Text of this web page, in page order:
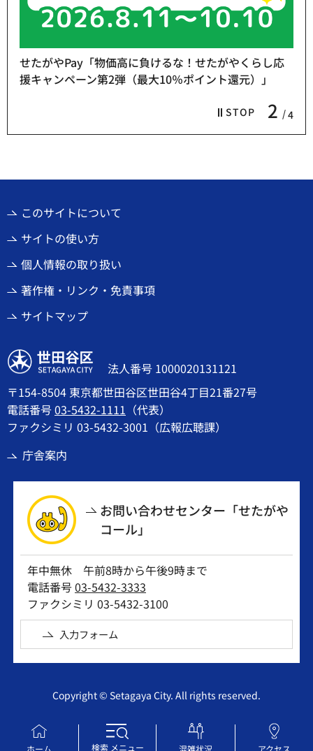
ホーム 検索メニュー 混雑状況 アクセス
STOP 2 4
せたがやPay「物価高に負けるな！せたがやくらし応
援キャンペーン第2弾（最大10％ポイント還元）」
このサイトについて
サイトの使い方
個人情報の取り扱い
著作権・リンク・免責事項
サイトマップ
世田谷区
法人番号 1000020131121
〒154-8504 東京都世田谷区世田谷4丁目21番27号
電話番号03-5432-1111 （代表）
ファクシミリ 03-5432-3001（広報広聴課）
庁舎案内
お問い合わせセンター「せたがや
コール」
年中無休 午前8時から午後9時まで
電話番号03-5432-3333
ファクシミリ 03-5432-3100
入力フォーム
Copyright © Setagaya City. All rights reserved.